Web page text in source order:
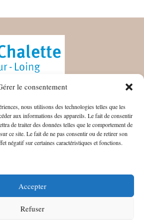
le consentement
nous utilisons des technologies telles que les
aux informations des appareils. Le fait de consentir
de traiter des données telles que le comportement de
ce site. Le fait de ne pas consentir ou de retirer son
négatif sur certaines caractéristiques et fonctions.
Accepter
Refuser
LA CHALETTE SUR
Cedex
: 8h30/12h15 – 13h30/17h30